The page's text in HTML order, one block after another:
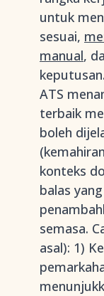
untuk
sesuai,
manual,
ATS
terbaik
boleh
konteks
balas
semasa.
asal): 1)